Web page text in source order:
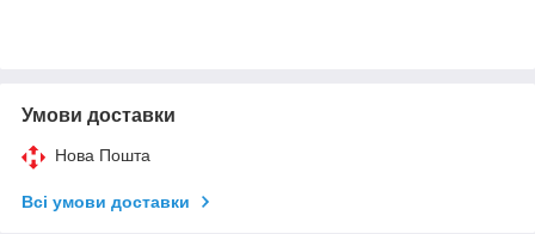
Умови доставки
Нова Пошта
Всі умови доставки